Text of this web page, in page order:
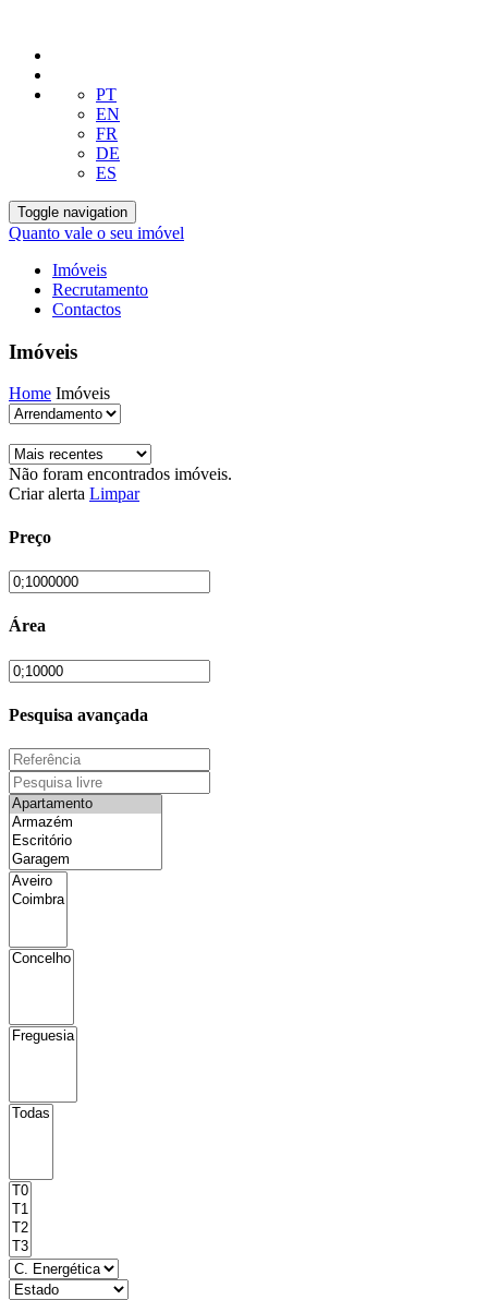
PT
EN
FR
DE
ES
Toggle navigation
Quanto vale o seu imóvel
Imóveis
Recrutamento
Contactos
Imóveis
Home Imóveis
Não foram encontrados imóveis.
Criar alerta Limpar
Preço
Área
Pesquisa avançada